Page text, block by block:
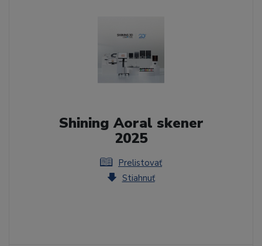
Shining Aoral skener
2025
Prelistovať
Stiahnuť